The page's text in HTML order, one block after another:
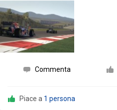
Commenta
Piace a 1 persona